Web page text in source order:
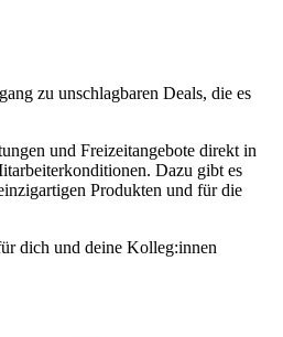
zu unschlagbaren Deals, die es
und Freizeitangebote direkt in
Dazu gibt es
Produkten und für die
dich und deine Kolleg:innen